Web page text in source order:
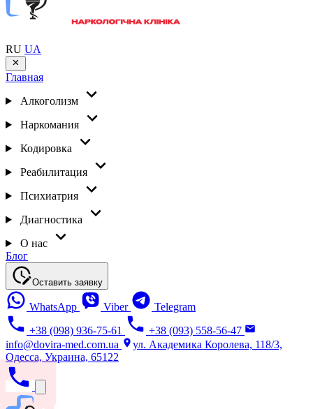
RU UA
Главная
Алкоголизм
Наркомания
Кодировка
Реабилитация
Психиатрия
Диагностика
О нас
Блог
Оставить заявку
WhatsApp Viber
Telegram
+38 (098) 936-75-61
+38 (093) 558-56-47
info@dovira-med.com.ua
ул. Академика Королева, 118/3,
Одесса, Украина, 65122